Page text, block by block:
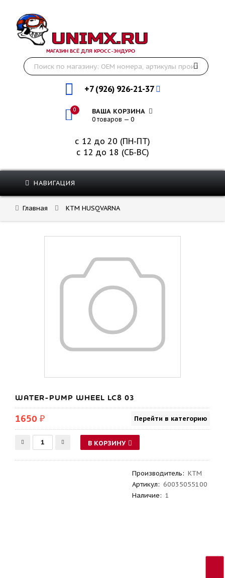
МАГАЗИН ВСЁ ДЛЯ КРОСС-ЭНДУРО
+7 (926) 926-21-37
0 ВАША КОРЗИНА
0 товаров — 0
с 12 до 20 (ПН-ПТ)
с 12 до 18 (СБ-ВС)
НАВИГАЦИЯ
Главная KTM HUSQVARNA
WATER-PUMP WHEEL LC8 03
1650 ₽ Перейти в категорию
В КОРЗИНУ
Производитель: KTM
Артикул: 60035055100
Наличие: 1